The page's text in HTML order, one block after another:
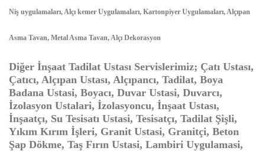
Niş uygulamaları, Alçı kemer Uygulamaları, Kartonpiyer Uygulamaları, Alçıpan
Asma Tavan, Metal Asma Tavan, Alçı Dekorasyon
Diğer İnşaat Tadilat Ustası Servislerimiz; Çatı Ustası,
Çatıcı, Alçıpan Ustası, Alçıpancı, Tadilat, Boya
Badana Ustasi, Boyacı, Duvar Ustasi, Duvarcı,
İzolasyon Ustalari, İzolasyoncu, İnşaat Ustası,
İnşaatçı, Su Tesisatı Ustasi, Tesisatçı, Tadilat Şişli,
Yıkım Kırım İşleri, Granit Ustasi, Granitçi, Beton
Şap Dökme, Taş Fırın Ustasi, Lambiri Uygulamasi,